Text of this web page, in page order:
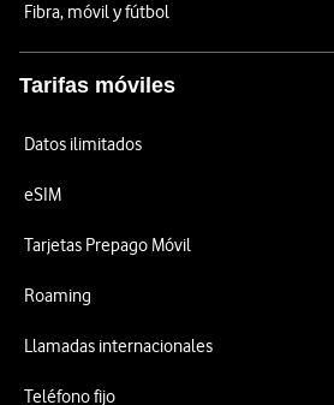
Fibra, móvil y fútbol
Tarifas móviles
Datos ilimitados
eSIM
Tarjetas Prepago Móvil
Roaming
Llamadas internacionales
Teléfono fijo